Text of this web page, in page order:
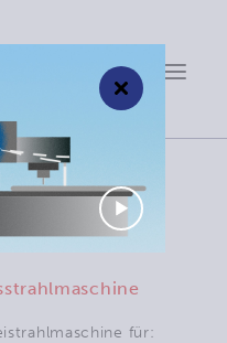
Toggle
COMBI73:
für:
×